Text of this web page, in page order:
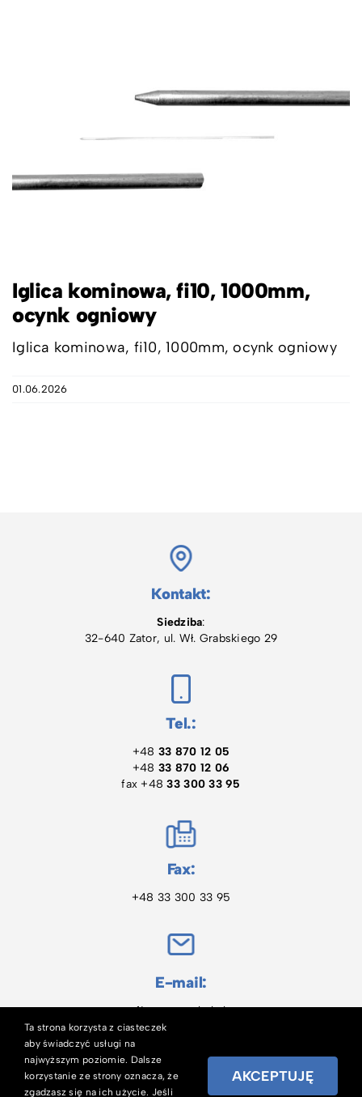
Iglica kominowa, fi10, 1000mm,
ocynk ogniowy
Iglica kominowa, fi10, 1000mm, ocynk ogniowy
01.06.2026
Kontakt:
Siedziba:
32-640 Zator, ul. Wł. Grabskiego 29
Tel.:
+48 33 870 12 05
+48 33 870 12 06
fax +4833 300 33 95
Fax:
+48 33 300 33 95
E-mail:
firma@pawbol.pl
Copyright © 2023 PAWBOL
Realizacja
Proadax.pl
Ta strona korzysta z ciasteczek
aby świadczyć usługi na
najwyższym poziomie. Dalsze
korzystanie ze strony oznacza, że
zgadzasz się na ich użycie. Jeśli
AKCEPTUJĘ